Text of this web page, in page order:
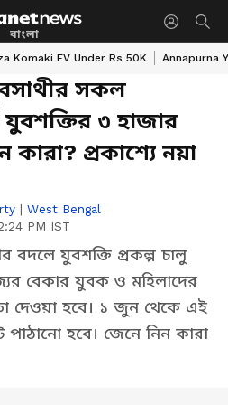
বাংলা
Komaki EV Under Rs 50K Annapurna
সকল
যুবশক্তির ৩ হাজার
কারা? প্রকাশ্যে নয়া
| West Bengal
PM IST
বদলে যুবশক্তি প্রকল্প চালু
বেকার যুবক ও মহিলাদের
দেওয়া হবে। ১ জুন থেকে এই
পাঠানো হবে। জেনে নিন কারা